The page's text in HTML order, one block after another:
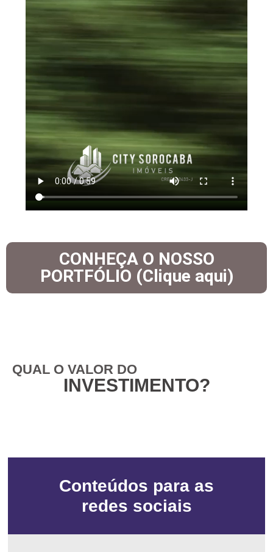
CONHEÇA O NOSSO
PORTFÓLIO (Clique aqui)
QUAL O VALOR DO
INVESTIMENTO?
Conteúdos para as
redes sociais